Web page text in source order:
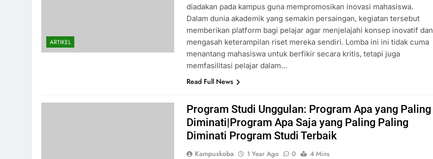
ARTIKEL
diadakan pada kampus guna mempromosikan inovasi mahasiswa.
Dalam dunia akademik yang semakin persaingan, kegiatan tersebut
memberikan platform bagi pelajar agar menjelajahi konsep inovatif dan
mengasah keterampilan riset mereka sendiri. Lomba ini ini tidak cuma
menantang mahasiswa untuk berfikir secara kritis, tetapi juga
memfasilitasi pelajar dalam…
Read Full News
Program Studi Unggulan: Program Apa yang Paling
Diminati|Program Apa Saja yang Paling Paling
Diminati Program Studi Terbaik
Kampuskoba 1 Year Ago 0
4 Mins